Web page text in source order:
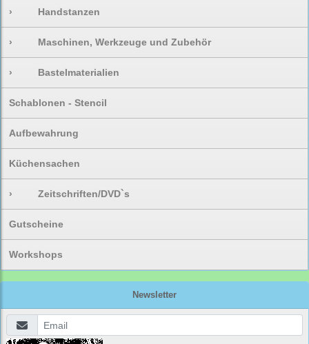
› Handstanzen
› Maschinen, Werkzeuge und Zubehör
› Bastelmaterialien
Schablonen - Stencil
Aufbewahrung
Küchensachen
› Zeitschriften/DVD`s
Gutscheine
Workshops
Newsletter